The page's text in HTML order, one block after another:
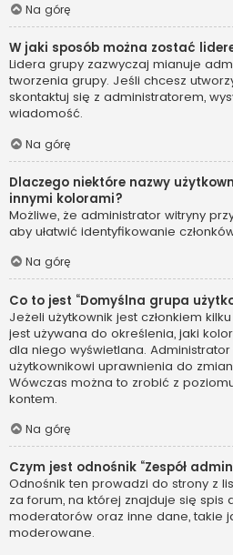
Na górę
W jaki sposób można zostać
Lidera grupy zazwyczaj mianuje
tworzenia grupy. Jeśli chcesz
skontaktuj się z administratorem,
wiadomość.
Na górę
Dlaczego niektóre nazwy
innymi kolorami?
Możliwe, że administrator witryny
aby ułatwić identyfikowanie
Na górę
Co to jest “Domyślna grupa
Jeżeli użytkownik jest członkiem
jest używana do określenia, jaki
dla niego wyświetlana.
użytkownikowi uprawnienia do
Wówczas można to zrobić z
kontem.
Na górę
Czym jest odnośnik “Zespół
Odnośnik ten prowadzi do strony z
za forum, na której znajduje się spis
moderatorów oraz inne dane, takie
moderowane.